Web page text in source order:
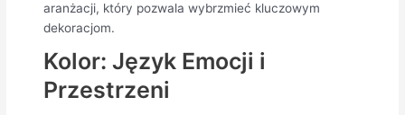
aranżacji, który pozwala wybrzmieć kluczowym
dekoracjom.
Kolor: Język Emocji i
Przestrzeni